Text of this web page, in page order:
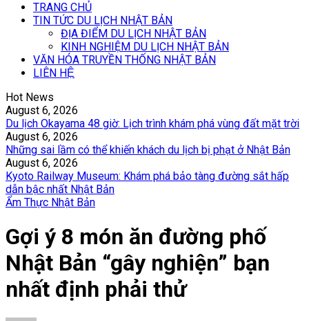
TRANG CHỦ
TIN TỨC DU LỊCH NHẬT BẢN
ĐỊA ĐIỂM DU LỊCH NHẬT BẢN
KINH NGHIỆM DU LỊCH NHẬT BẢN
VĂN HÓA TRUYỀN THỐNG NHẬT BẢN
LIÊN HỆ
Hot News
August 6, 2026
Du lịch Okayama 48 giờ: Lịch trình khám phá vùng đất mặt trời
August 6, 2026
Những sai lầm có thể khiến khách du lịch bị phạt ở Nhật Bản
August 6, 2026
Kyoto Railway Museum: Khám phá bảo tàng đường sắt hấp
dẫn bậc nhất Nhật Bản
Ẩm Thực Nhật Bản
Gợi ý 8 món ăn đường phố
Nhật Bản “gây nghiện” bạn
nhất định phải thử